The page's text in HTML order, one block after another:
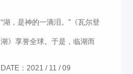
“湖，是神的一滴泪。”《瓦尔登
湖》享誉全球。于是，临湖而
DATE：2021 / 11 / 09